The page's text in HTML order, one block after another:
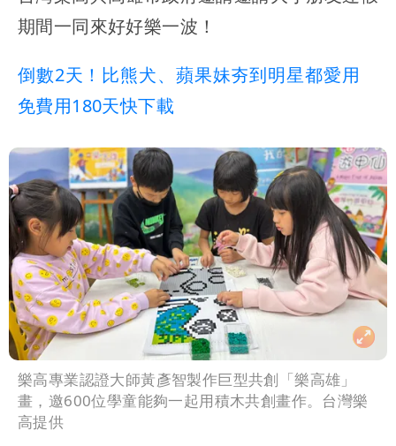
期間一同來好好樂一波！
倒數2天！比熊犬、蘋果妹夯到明星都愛用
免費用180天快下載
樂高專業認證大師黃彥智製作巨型共創「樂高雄」
畫，邀600位學童能夠一起用積木共創畫作。台灣樂
高提供